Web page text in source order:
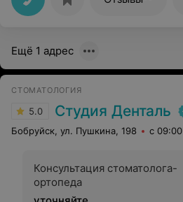
Ещё 1 адрес
СТОМАТОЛОГИЯ
5.0 Студия Денталь
Бобруйск, ул. Пушкина, 198 с 09:00
Консультация стоматолога-
ортопеда